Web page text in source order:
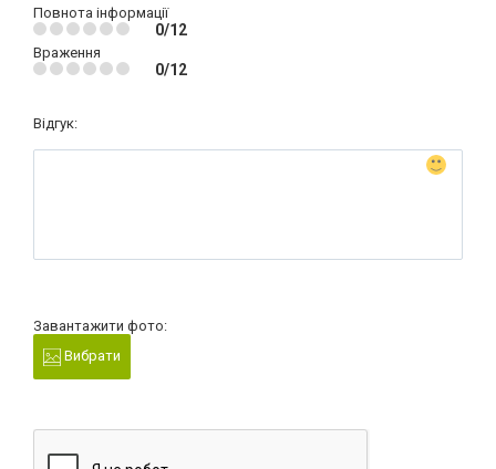
Повнота інформації
0/12
Враження
0/12
Відгук:
Завантажити фото:
Вибрати